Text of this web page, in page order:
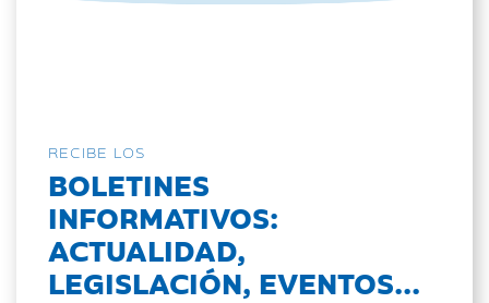
RECIBE LOS
BOLETINES
INFORMATIVOS:
ACTUALIDAD,
LEGISLACIÓN, EVENTOS...